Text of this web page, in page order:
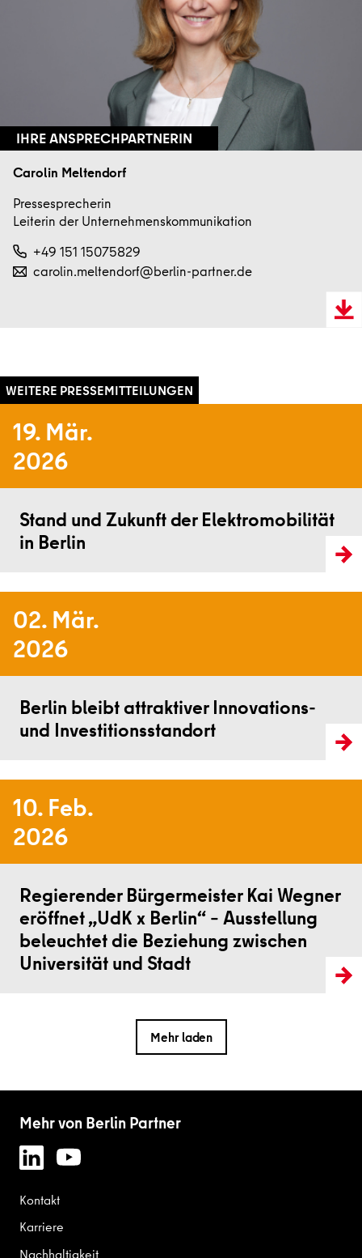
IHRE ANSPRECHPARTNERIN
Carolin Meltendorf
Pressesprecherin
Leiterin der Unternehmenskommunikation
+49 151 15075829
carolin.meltendorf@berlin-partner.de
VCard
19. Mär.
2026
Stand und Zukunft der Elektromobilität
in Berlin
Weiterlesen
02. Mär.
2026
Berlin bleibt attraktiver Innovations-
und Investitionsstandort
Weiterlesen
10. Feb.
2026
Regierender Bürgermeister Kai Wegner
eröffnet „UdK x Berlin“ – Ausstellung
beleuchtet die Beziehung zwischen
Universität und Stadt
Weiterlesen
Mehr laden
Mehr von Berlin Partner
Kontakt
Karriere
Nachhaltigkeit